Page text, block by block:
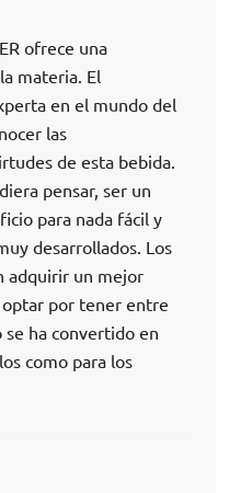
ofrece una
materia. El
en el mundo del
las
de esta bebida.
pensar, ser un
para nada fácil y
desarrollados. Los
adquirir un mejor
por tener entre
se ha convertido en
como para los